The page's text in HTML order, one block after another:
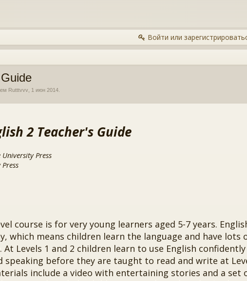
Войти или
Rutttvvv 1 июн 2014
2 Teacher's Guide
Press
course is for very young learners aged 5-7 years.
which means children learn the language and have lots
Levels 1 and 2 children learn to use English confidently
speaking before they are taught to read and write at
include a video with entertaining stories and a set